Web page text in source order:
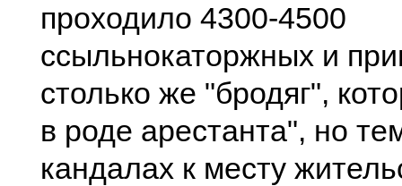
проходило 4300-4500
ссыльнокаторжных и
столько же "бродяг",
в роде арестанта", но
кандалах к месту